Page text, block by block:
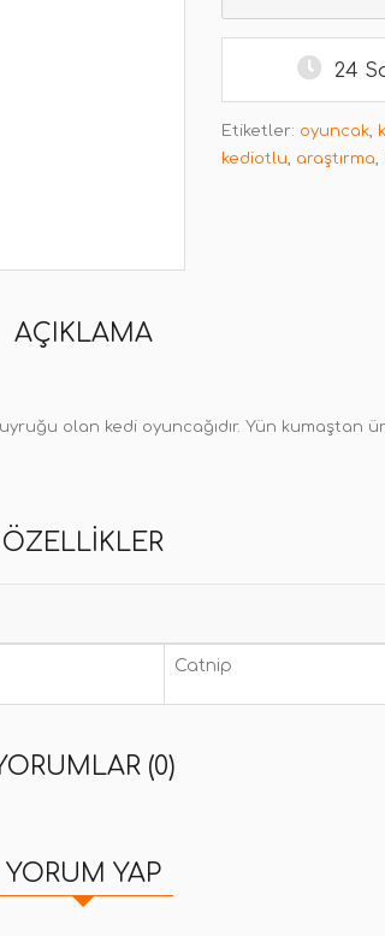
24
Etiketler: oyuncak,
kediotlu, araştırma,
AÇIKLAMA
olan kedi oyuncağıdır. Yün kumaştan
ÖZELLIKLER
Catnip
(0)
YORUM YAP